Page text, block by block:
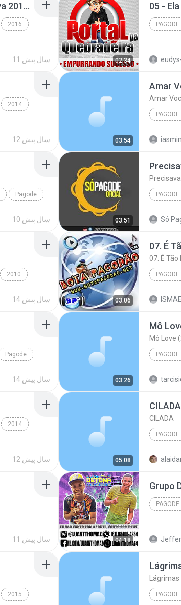
03 - Pega Pega - Psirico Msica Nova 2016.mp3
2016
11 سال پیش 02:34
05 -
PAGODE
2014
12 سال پیش 03:54
Amar
Amar
PAGODE
iasmin
Pagode
10 سال پیش 03:51
PAGODE
Só
2010
14 سال پیش 03:06
Pagode
14 سال پیش 03:26
Mô Love
PAGODE
2014
12 سال پیش 05:08
CILADA
CILADA
PAGODE
11 سال پیش 04:18
Grupo
PAGODE
2015 PAGODE